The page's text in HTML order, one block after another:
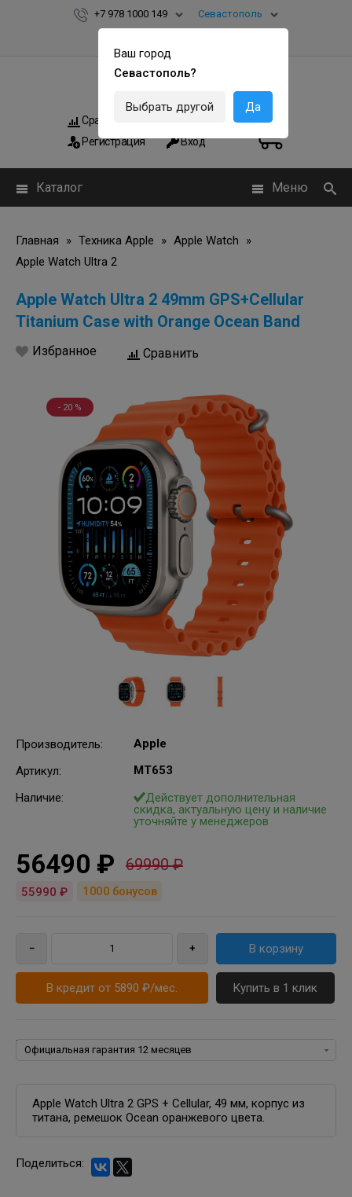
Ваш город
Севастополь?
Выбрать другой Да
+7 978 1000 149 Севастополь
Сравнить
Регистрация
Мои заказы
Вход
0
Каталог Меню
Главная » Техника Apple » Apple Watch
»
Apple Watch Ultra 2
Apple Watch Ultra 2 49mm GPS+Cellular
Titanium Case with Orange Ocean Band
Избранное Сравнить
- 20 %
Производитель:
Apple
Артикул:
MT653
Наличие:
Действует дополнительная
скидка, актуальную цену и наличие
уточняйте у менеджеров
56490 ₽ 69990 ₽
1000 бонусов
55990 ₽
В кредит от 5890 ₽/мес. Купить в 1 клик
Гарантия:
Apple Watch Ultra 2 GPS + Cellular, 49 мм, корпус из
титана, ремешок Ocean оранжевого цвета.
Поделиться: